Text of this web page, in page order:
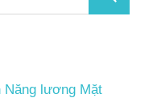
Năng lương Mặt